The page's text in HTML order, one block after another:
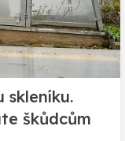
skleníku.
škůdcům